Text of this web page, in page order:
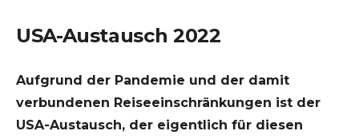
USA-Austausch 2022
Aufgrund der Pandemie und der damit
verbundenen Reiseeinschränkungen ist der
USA-Austausch, der eigentlich für diesen